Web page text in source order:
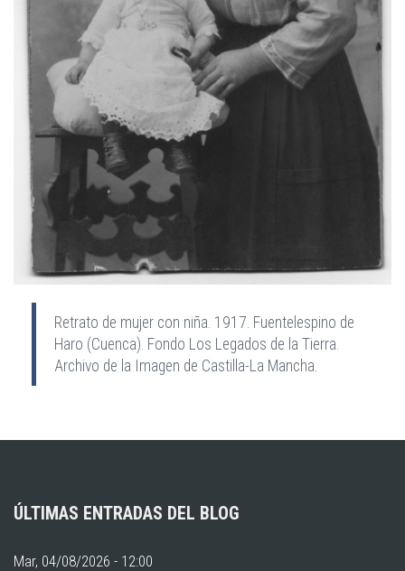
Retrato de mujer con niña. 1917. Fuentelespino de
Haro (Cuenca). Fondo Los Legados de la Tierra.
Archivo de la Imagen de Castilla-La Mancha.
ÚLTIMAS ENTRADAS DEL BLOG
Mar, 04/08/2026 - 12:00